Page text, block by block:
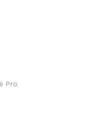
Pro